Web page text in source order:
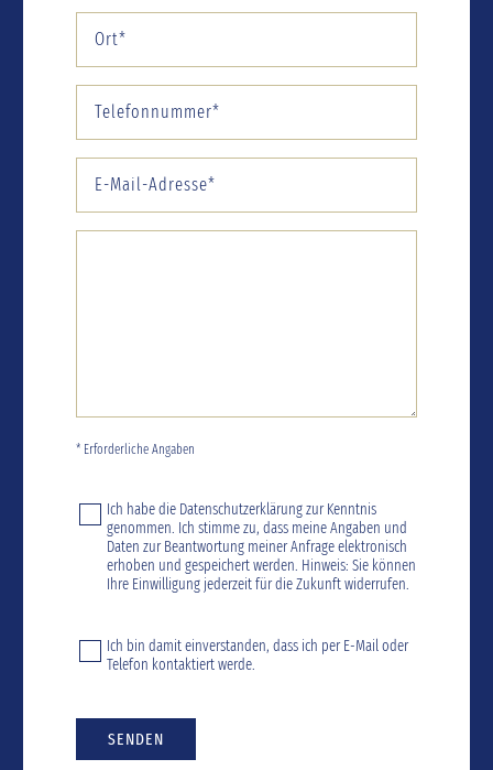
* Erforderliche Angaben
Ich habe die Datenschutzerklärungzur Kenntnis
genommen. Ich stimme zu, dass meine Angaben und
Daten zur Beantwortung meiner Anfrage elektronisch
erhoben und gespeichert werden. Hinweis: Sie können
Ihre Einwilligung jederzeit für die Zukunft widerrufen.
Ich bin damit einverstanden, dass ich per E-Mail oder
Telefon kontaktiert werde.
SENDEN